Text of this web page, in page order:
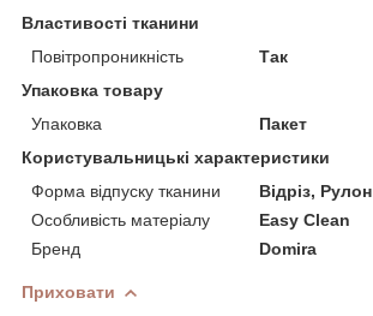
Властивості тканини
Повітропроникність
Так
Упаковка товару
Упаковка
Пакет
Користувальницькі характеристики
Форма відпуску тканини
Відріз, Рулон
Особливість матеріалу
Easy Clean
Бренд
Domira
Приховати